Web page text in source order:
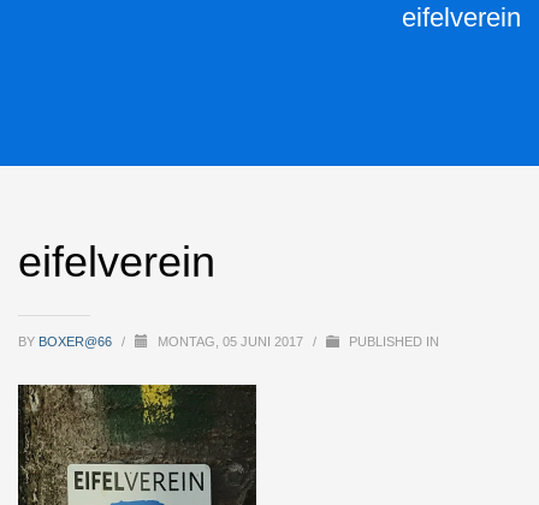
eifelverein
eifelverein
BY BOXER@66 / MONTAG, 05 JUNI 2017 / PUBLISHED IN